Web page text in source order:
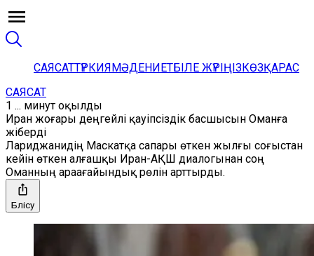
САЯСАТТҮРКИЯМӘДЕНИЕТБІЛЕ ЖҮРІҢІЗКӨЗҚАРАС
САЯСАТ
1 ... минут оқылды
Иран жоғары деңгейлі қауіпсіздік басшысын Оманға
жіберді
Лариджанидің Маскатқа сапары өткен жылғы соғыстан
кейін өткен алғашқы Иран-АҚШ диалогынан соң
Оманның араағайындық рөлін арттырды.
Бөлісу